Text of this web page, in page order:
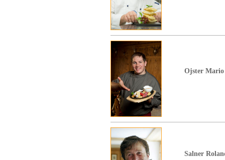
Ojster Mario
Salner